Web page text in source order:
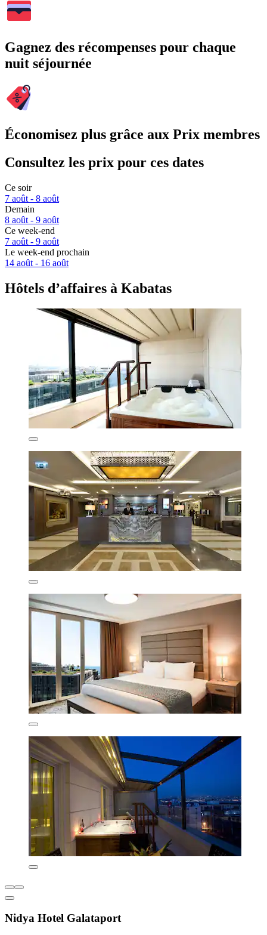
Gagnez des récompenses pour chaque
nuit séjournée
Économisez plus grâce aux Prix membres
Consultez les prix pour ces dates
Ce soir
7 août - 8 août
Demain
8 août - 9 août
Ce week-end
7 août - 9 août
Le week-end prochain
14 août - 16 août
Hôtels d’affaires à Kabatas
Nidya Hotel Galataport